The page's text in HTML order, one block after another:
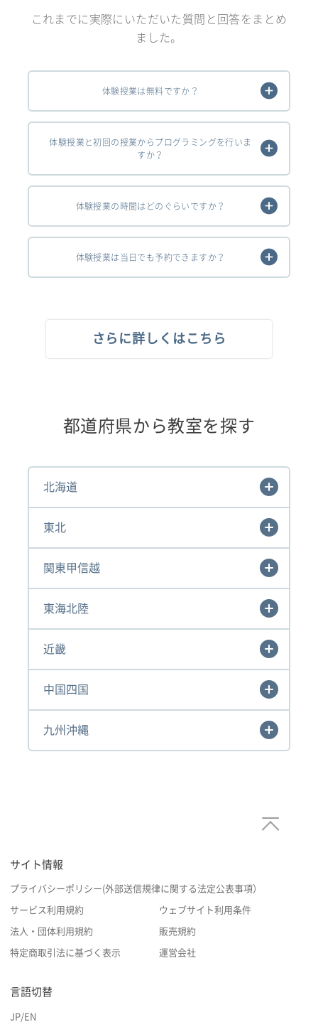
これまでに実際にいただいた質問と回答をまとめ
ました。
体験授業は無料ですか？
体験授業と初回の授業からプログラミングを行いま
すか？
体験授業の時間はどのぐらいですか？
体験授業は当日でも予約できますか？
さらに詳しくはこちら
都道府県から教室を探す
北海道
東北
関東甲信越
東海北陸
近畿
中国四国
九州沖縄
サイト情報
プライバシーポリシー(外部送信規律に関する法定公表事項）
サービス利用規約 ウェブサイト利用条件
法人・団体利用規約 販売規約
特定商取引法に基づく表示 運営会社
言語切替
JP/EN